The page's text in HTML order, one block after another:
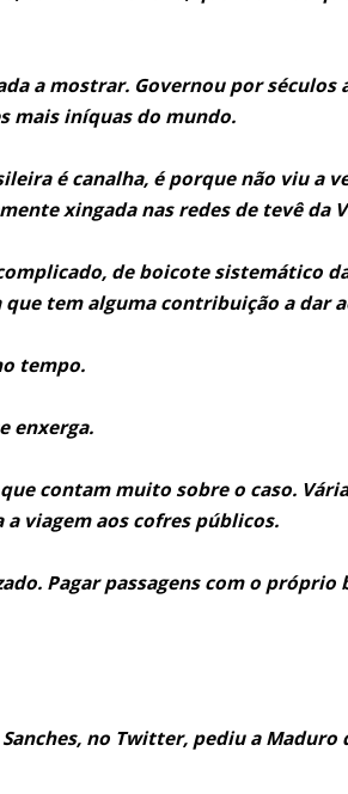
a mostrar. Governou por séculos
mais iníquas do mundo.
é canalha, é porque não viu a
xingada nas redes de tevê da
de boicote sistemático
que tem alguma contribuição a dar
tempo.
enxerga.
contam muito sobre o caso.
viagem aos cofres públicos.
Pagar passagens com o próprio
no Twitter, pediu a Maduro